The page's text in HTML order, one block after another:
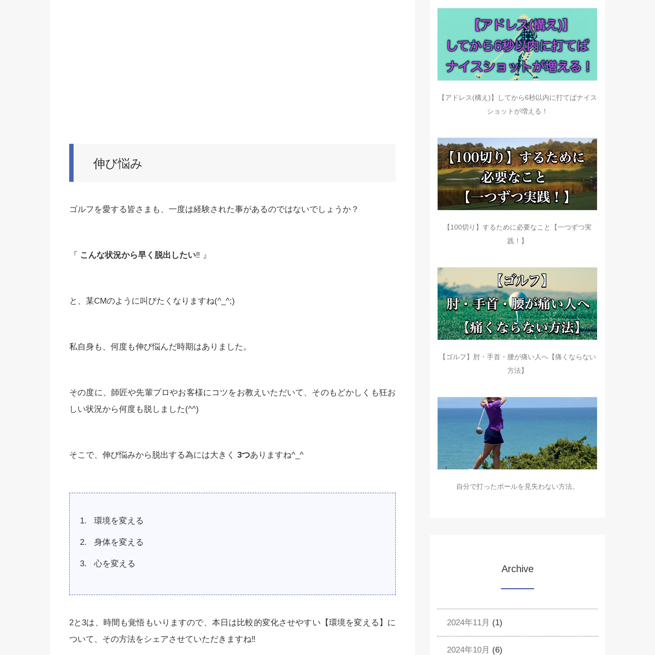
伸び悩み
ゴルフを愛する皆さまも、一度は経験された事があるのではないでしょうか？
『 こんな状況から早く脱出したい‼️ 』
と、某CMのように叫びたくなりますね(^_^;)
私自身も、何度も伸び悩んだ時期はありました。
その度に、師匠や先輩プロやお客様にコツをお教えいただいて、そのもどかしくも狂お
しい状況から何度も脱しました(^^)
そこで、伸び悩みから脱出する為には大きく 3つありますね^_^
環境を変える
身体を変える
心を変える
2と3は、時間も覚悟もいりますので、本日は比較的変化させやすい【環境を変える】に
ついて、その方法をシェアさせていただきますね‼️
【アドレス(構え)】してから6秒以内に打てばナイス
ショットが増える！
【100切り】するために必要なこと【一つずつ実
践！】
【ゴルフ】肘・手首・腰が痛い人へ【痛くならない
方法】
自分で打ったボールを見失わない方法。
Archive
2024年11月 (1)
2024年10月 (6)